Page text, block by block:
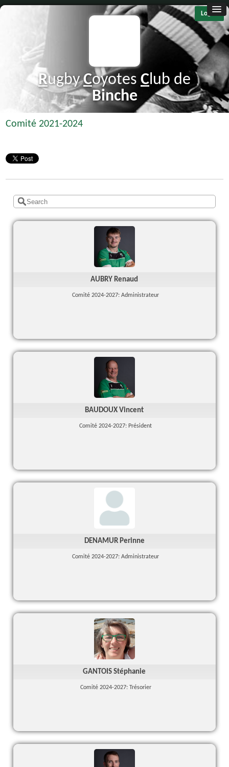
Log in
RugbyCoyotes Club de
Binche
Comité 2021-2024
AUBRY Renaud
Comité 2024-2027: Administrateur
BAUDOUX Vincent
Comité 2024-2027: Président
DENAMUR Perinne
Comité 2024-2027: Administrateur
GANTOIS Stéphanie
Comité 2024-2027: Trésorier